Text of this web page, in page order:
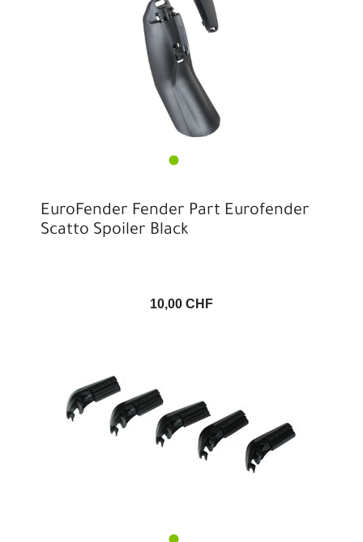
EuroFender Fender Part Eurofender
Scatto Spoiler Black
10,00 CHF